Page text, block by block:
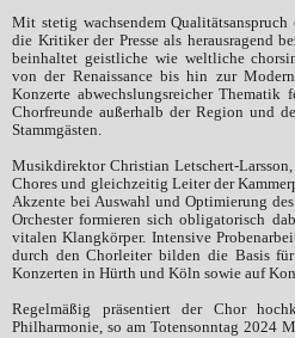
Mit stetig wachsendem
die Kritiker der Presse als herausragend
beinhaltet geistliche wie weltliche
von der Renaissance bis hin zur
Konzerte abwechslungsreicher
Chorfreunde außerhalb der Region und
Stammgästen.
Musikdirektor Christian Letschert-
Chores und gleichzeitig Leiter der
Akzente bei Auswahl und Optimierung
Orchester formieren sich obligatorisch
vitalen Klangkörper. Intensive
durch den Chorleiter bilden die Basis
Konzerten in Hürth und Köln sowie auf
Regelmäßig präsentiert der Chor
Philharmonie, so am Totensonntag 2024